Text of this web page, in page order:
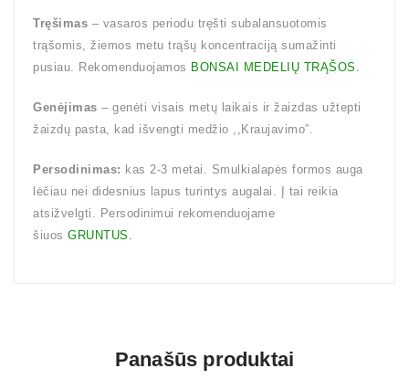
Tręšimas – vasaros periodu tręšti subalansuotomis
trąšomis, žiemos metu trąšų koncentraciją sumažinti
pusiau. Rekomenduojamos BONSAI MEDELIŲ TRĄŠOS.
Genėjimas – genėti visais metų laikais ir žaizdas užtepti
žaizdų pasta, kad išvengti medžio ,,Kraujavimo”.
Persodinimas: kas 2-3 metai. Smulkialapės formos auga
lėčiau nei didesnius lapus turintys augalai. Į tai reikia
atsižvelgti. Persodinimui rekomenduojame
šiuos GRUNTUS.
Panašūs produktai